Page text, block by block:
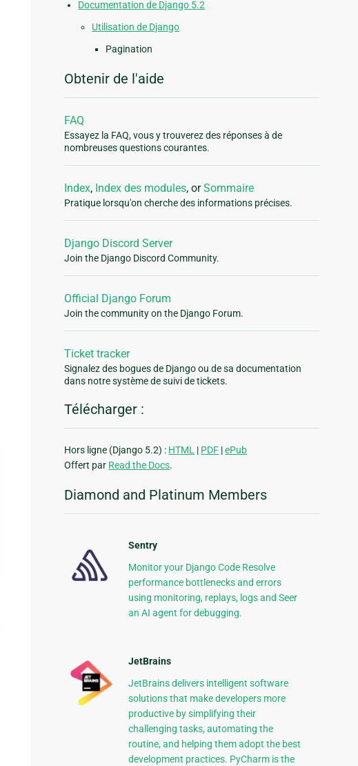
Documentation de Django 5.2
Utilisation de Django
Pagination
Obtenir de l'aide
FAQ
Essayez la FAQ, vous y trouverez des réponses à de
nombreuses questions courantes.
Index, Index des modules, orSommaire
Pratique lorsqu'on cherche des informations précises.
Django Discord Server
Join the Django Discord Community.
Official Django Forum
Join the community on the Django Forum.
Ticket tracker
Signalez des bogues de Django ou de sa documentation
dans notre système de suivi de tickets.
Télécharger :
Hors ligne (Django 5.2) : HTML | PDF |ePub
Offert par Read the Docs.
Diamond and Platinum Members
Sentry
Monitor your Django Code Resolve
performance bottlenecks and errors
using monitoring, replays, logs and Seer
an AI agent for debugging.
JetBrains
JetBrains delivers intelligent software
solutions that make developers more
productive by simplifying their
challenging tasks, automating the
routine, and helping them adopt the best
development practices. PyCharm is the